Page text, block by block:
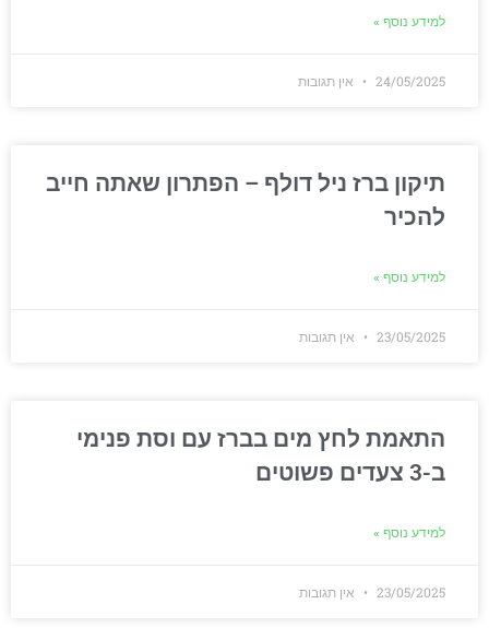
למידע נוסף »
24/05/2025 אין תגובות
תיקון ברז ניל דולף – הפתרון שאתה חייב
להכיר
למידע נוסף »
23/05/2025 אין תגובות
התאמת לחץ מים בברז עם וסת פנימי
ב-3 צעדים פשוטים
למידע נוסף »
23/05/2025 אין תגובות